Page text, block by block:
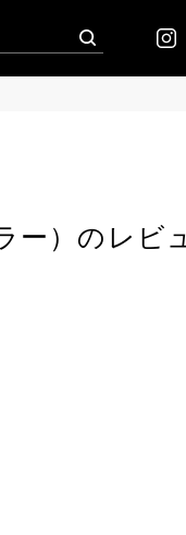
着(8/7)｜eb.a.gos 予約│「
ー）のレビ